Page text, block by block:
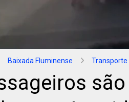
Baixada Fluminense Transporte